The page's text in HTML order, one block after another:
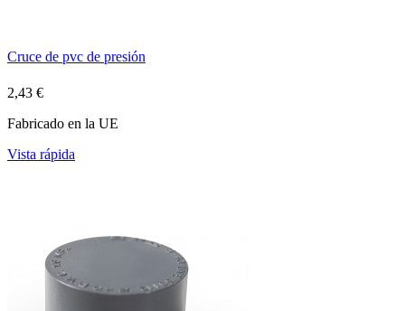
Cruce de pvc de presión
2,43 €
Fabricado en la UE
Vista rápida